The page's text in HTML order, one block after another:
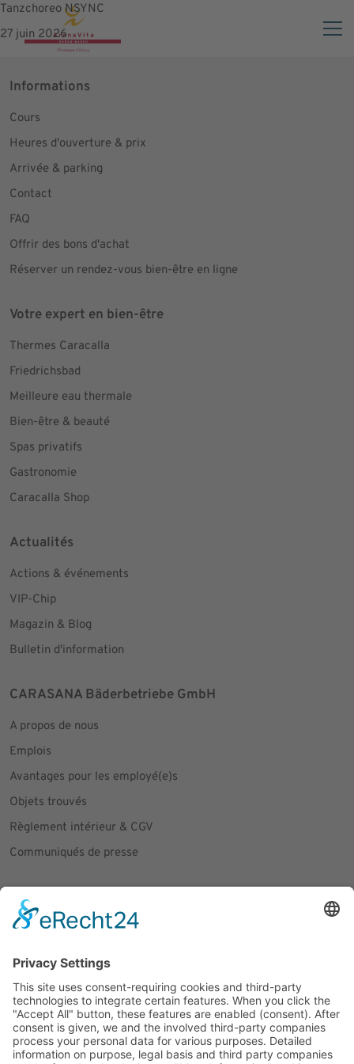
Tanzchoreo NSYNC
27 juin 2026
Informations
Cours
Heures d'ouverture & prix
Arrivée & parking
Contact
FAQ
Offrir des bons d'achat
Réserver un rendez-vous bien-être en ligne
Votre expert en bien-être
Thermes Caracalla
Friedrichsbad
Meilleure eau thermale
Bien-être & beauté
Spas privatifs
Gastronomie
Caracalla Shop
Actualités
Actions & événements
VIP-Chip
Magazin & Blog
Bulletin d'information
CARASANA Bäderbetriebe GmbH
A propos de nous
Emplois
Avantages pour les employé(e)s
Objets trouvés
Règlement intérieur & CGV
Communiqués de presse
Social Media
Facebook
Instagram